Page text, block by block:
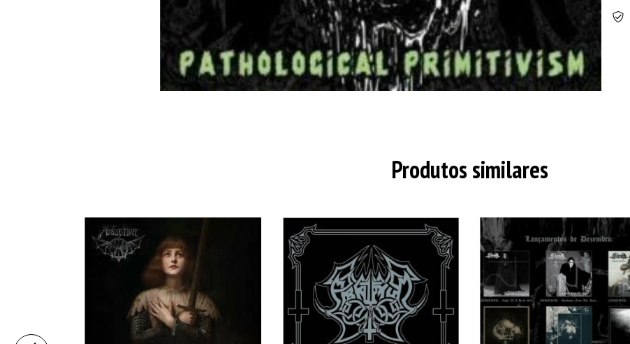
Produtos similares